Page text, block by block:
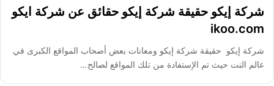
شركة إيكو حقيقة شركة إيكو حقائق عن شركة ايكو
ikoo.com
شركة إيكو حقيقة شركة إيكو ومعانات بعض أصحاب المواقع الكبرى في
عالم النت حيث تم الإستفادة من تلك المواقع لصالح…